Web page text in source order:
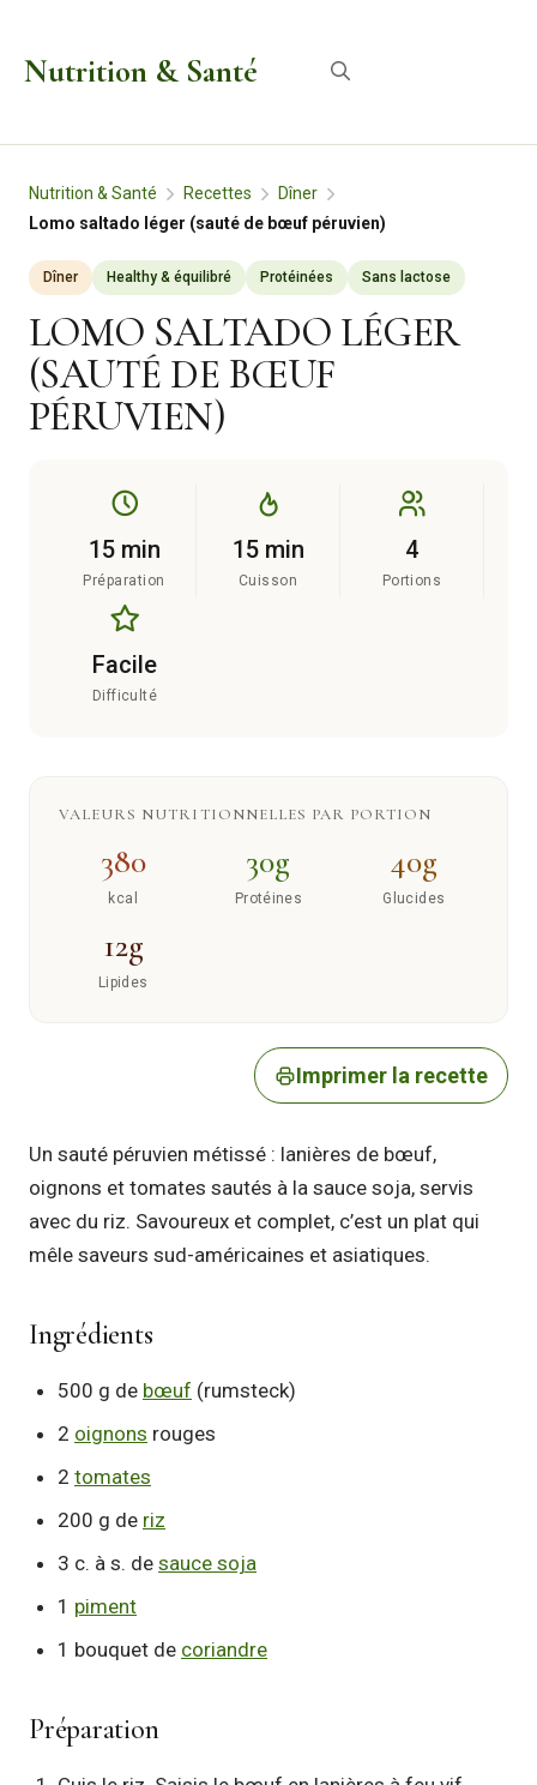
Nutrition & Santé
Nutrition & Santé Recettes
Dîner
Lomo saltado léger (sauté de bœuf péruvien)
Dîner Healthy & équilibré Protéinées Sans lactose
LOMO SALTADO LÉGER
(SAUTÉ DE BŒUF
PÉRUVIEN)
15 min
Préparation
15 min
Cuisson
4
Portions
Facile
Difficulté
VALEURS NUTRITIONNELLES PAR PORTION
380
kcal
30g
Protéines
40g
Glucides
12g
Lipides
Imprimer la recette
Un sauté péruvien métissé : lanières de bœuf,
oignons et tomates sautés à la sauce soja, servis
avec du riz. Savoureux et complet, c’est un plat qui
mêle saveurs sud-américaines et asiatiques.
Ingrédients
500 g de bœuf (rumsteck)
2 oignons rouges
2 tomates
200 g de riz
3 c. à s. de sauce soja
1 piment
1 bouquet de coriandre
Préparation